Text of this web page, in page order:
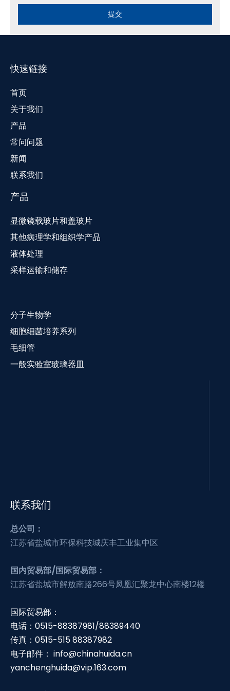
提交
快速链接
首页
关于我们
产品
常问问题
新闻
联系我们
产品
显微镜载玻片和盖玻片
其他病理学和组织学产品
液体处理
采样运输和储存
分子生物学
细胞细菌培养系列
毛细管
一般实验室玻璃器皿
联系我们
总公司：
江苏省盐城市环保科技城庆丰工业集中区
国内贸易部/国际贸易部：
江苏省盐城市解放南路266号凤凰汇聚龙中心南楼12楼
国际贸易部：
电话：0515-88387981/88389440
传真：0515-515 88387982
电子邮件： info@chinahuida.cn
yanchenghuida@vip.163.com